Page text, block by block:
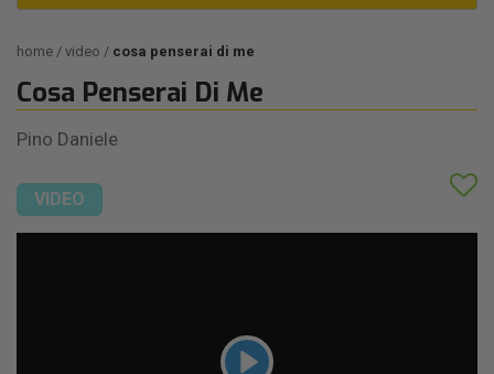
home video cosa penserai di me
Cosa Penserai Di Me
Pino Daniele
VIDEO